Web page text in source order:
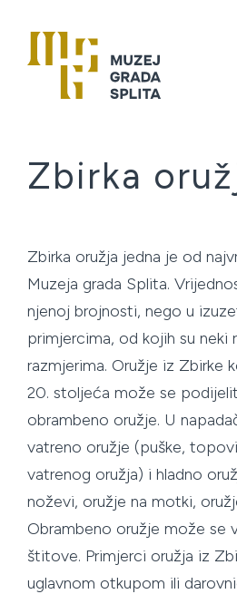
Zbirka
Zbirka oružja jedna je od
Muzeja grada Splita.
njenoj brojnosti, nego u
primjercima, od kojih su neki
razmjerima. Oružje iz Zbirke
20. stoljeća može se
obrambeno oružje. U
vatreno oružje (puške,
vatrenog oružja) i hladno
noževi, oružje na motki,
Obrambeno oružje može se
štitove. Primjerci oružja iz
uglavnom otkupom ili